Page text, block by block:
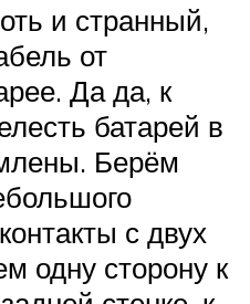
и странный,
от
Да да, к
батарей в
Берём
с двух
одну сторону к